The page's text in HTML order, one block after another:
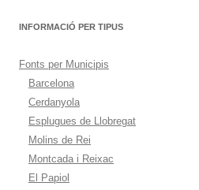
INFORMACIÓ PER TIPUS
Fonts per Municipis
Barcelona
Cerdanyola
Esplugues de Llobregat
Molins de Rei
Montcada i Reixac
El Papiol